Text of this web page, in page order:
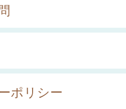
ポリシー